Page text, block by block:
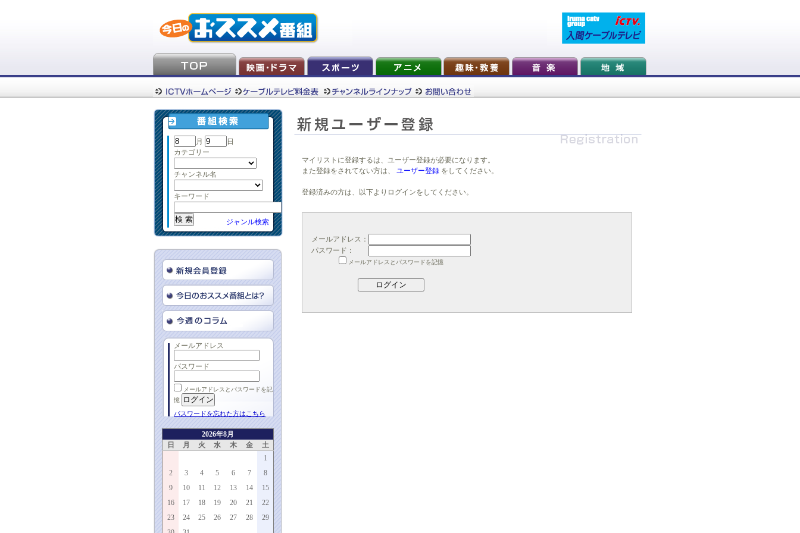
月
日
カテゴリー
チャンネル名
キーワード
ジャンル検索
メールアドレス
パスワード
メールアドレスとパスワードを記
憶
パスワードを忘れた方はこちら
2026年8月
日
月 火 水 木 金
土
1
2
3 4 5 6 7
8
9
10 11 12 13 14
15
16
17 18 19 20 21
22
23
24 25 26 27 28
29
マイリストに登録するは、ユーザー登録が必要になります。
また登録をされてない方は、
ユーザー登録 をしてください。
登録済みの方は、以下よりログインをしてください。
メールアドレス：
パスワード：
メールアドレスとパスワードを記憶